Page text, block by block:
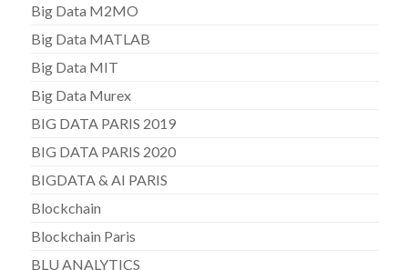
Big Data M2MO
Big Data MATLAB
Big Data MIT
Big Data Murex
BIG DATA PARIS 2019
BIG DATA PARIS 2020
BIGDATA & AI PARIS
Blockchain
Blockchain Paris
BLU ANALYTICS